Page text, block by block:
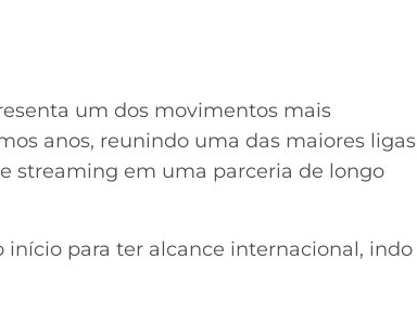
um dos movimentos mais
anos, reunindo uma das maiores ligas
streaming em uma parceria de longo
início para ter alcance internacional, indo